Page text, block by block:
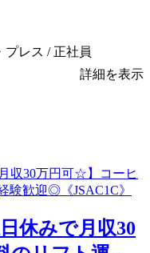
プレス / 正社員
詳細を表示
休みで月収30